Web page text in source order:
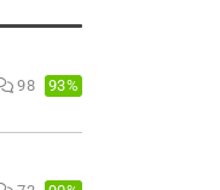
98 93%